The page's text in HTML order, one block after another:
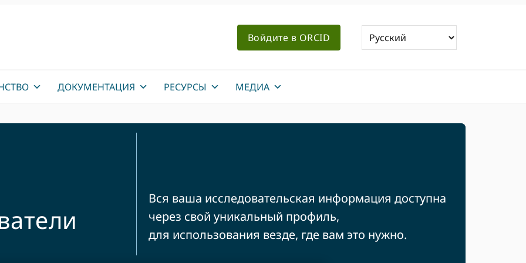
Войдите в ORCID
ДОКУМЕНТАЦИЯ РЕСУРСЫ МЕДИА
Вся ваша исследовательская информация доступна
через свой уникальный профиль,
для использования везде, где вам это нужно.